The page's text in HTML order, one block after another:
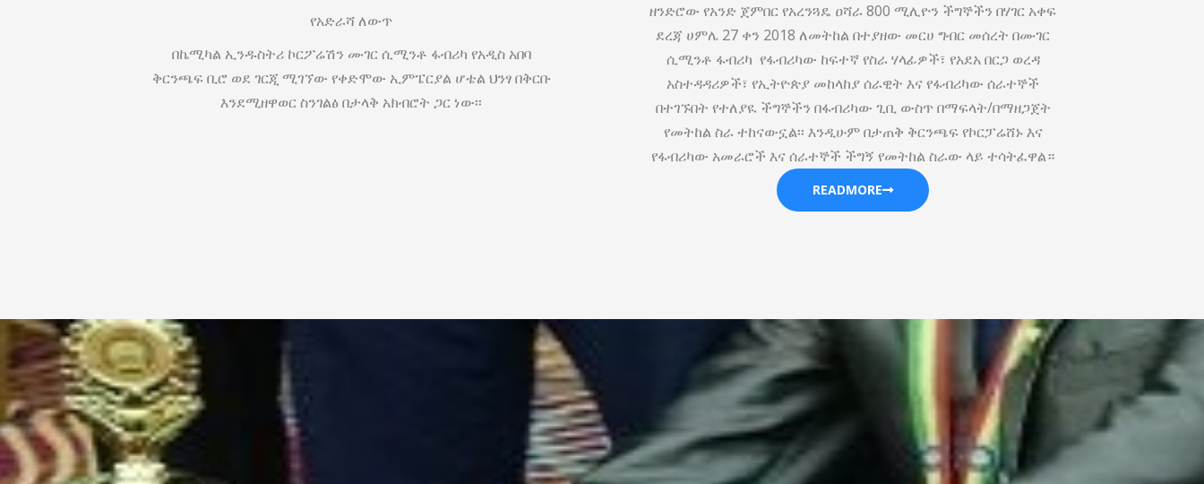
የአድራሻ ለውጥ
በኬሚካል ኢንዱስትሪ ኮርፖሬሽን ሙገር ሲሚንቶ ፋብሪካ የአዲስ አበባ
ቅርንጫፍ ቢሮ ወደ ገርጂ ሚገኘው የቀድሞው ኢምፔርያል ሆቴል ህንፃ በቅርቡ
እንደሚዘዋወር ስንገልፅ በታላቅ አክብሮት ጋር ነው፡፡
ዘንድሮው የአንድ ጀምበር የአረንጓዴ ዐሻራ 800 ሚሊዮን ችግኞችን በሃገር አቀፍ
ደረጃ ሀምሌ 27 ቀን 2018 ለመትከል በተያዘው መርሀ ግብር መሰረት በሙገር
ሲሚንቶ ፋብሪካ የፋብሪካው ከፍተኛ የስራ ሃላፊዎች፣ የአደአ በርጋ ወረዳ
አስተዳዳሪዎች፣ የኢትዮጵያ መከላከያ ሰራዊት እና የፋብሪካው ሰራተኞች
በተገኙበት የተለያዪ ችግኞችን በፋብሪካው ጊቢ ውስጥ በማፍላት/በማዘጋጀት
የመትከል ስራ ተከናውኗል፡፡ እንዲሁም በታጠቅ ቅርንጫፍ የኮርፓሬሸ‍ኑ እና
የፋብሪካው አመራሮች እና ሰራተኞች ችግኝ የመትከል ስራው ላይ ተሳትፈዋል።
READMORE